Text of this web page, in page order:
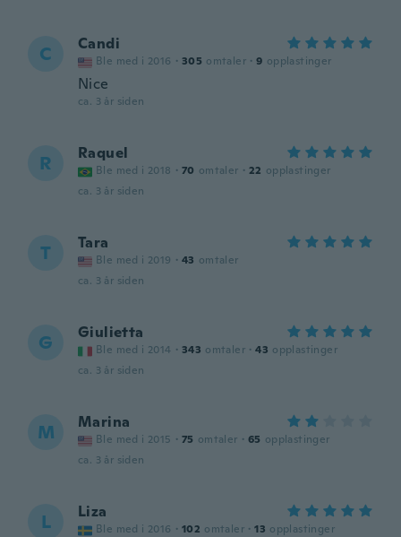
C Candi
Ble med i 2016 · 305 omtaler · 9 opplastinger
Nice
ca. 3 år siden
R Raquel
Ble med i 2018 · 70 omtaler · 22 opplastinger
ca. 3 år siden
T Tara
Ble med i 2019 · 43 omtaler
ca. 3 år siden
G Giulietta
Ble med i 2014 · 343 omtaler · 43 opplastinger
ca. 3 år siden
M Marina
Ble med i 2015 · 75 omtaler · 65 opplastinger
ca. 3 år siden
L Liza
Ble med i 2016 · 102 omtaler · 13 opplastinger